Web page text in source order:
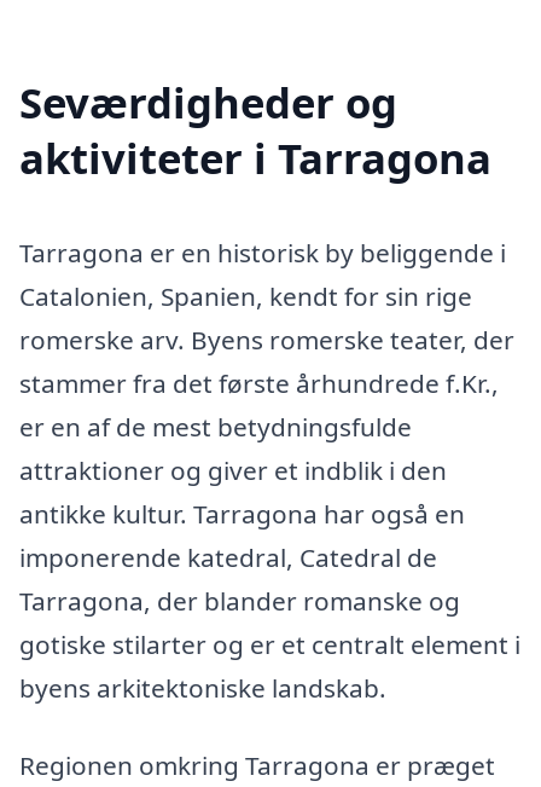
Seværdigheder og
aktiviteter i Tarragona
Tarragona er en historisk by beliggende i
Catalonien, Spanien, kendt for sin rige
romerske arv. Byens romerske teater, der
stammer fra det første århundrede f.Kr.,
er en af de mest betydningsfulde
attraktioner og giver et indblik i den
antikke kultur. Tarragona har også en
imponerende katedral, Catedral de
Tarragona, der blander romanske og
gotiske stilarter og er et centralt element i
byens arkitektoniske landskab.
Regionen omkring Tarragona er præget